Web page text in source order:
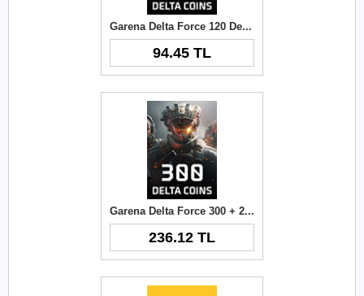
Garena Delta Force 120 Delta Coins TR
94.45 TL
Garena Delta Force 300 + 21 Delta Coins TR
236.12 TL